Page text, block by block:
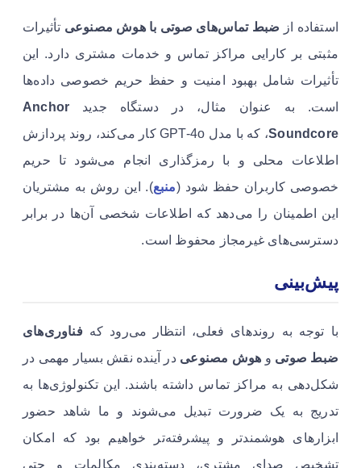
استفاده از ضبط تماس‌های صوتی با هوش مصنوعی تأثیرات
مثبتی بر کارایی مراکز تماس و خدمات مشتری دارد. این
تأثیرات شامل بهبود امنیت و حفظ حریم خصوصی داده‌ها
است. به عنوان مثال، در دستگاه جدید Anchor
Soundcore
، که با مدل GPT-4o کار می‌کند، روند پردازش
اطلاعات محلی و با رمزگذاری انجام می‌شود تا حریم
خصوصی کاربران حفظ شود (منبع). این روش به مشتریان
این اطمینان را می‌دهد که اطلاعات شخصی آن‌ها در برابر
دسترسی‌های غیرمجاز محفوظ است.
پیش‌بینی
با توجه به روندهای فعلی، انتظار می‌رود کهفناوری‌های
ضبط صوتی و هوش مصنوعی در آینده نقش بسیار مهمی در
شکل‌دهی به مراکز تماس داشته باشند. این تکنولوژی‌ها به
تدریج به یک ضرورت تبدیل می‌شوند و ما شاهد حضور
ابزارهای هوشمندتر و پیشرفته‌تر خواهیم بود که امکان
تشخیص صدای مشتری، دسته‌بندی مکالمات و حتی